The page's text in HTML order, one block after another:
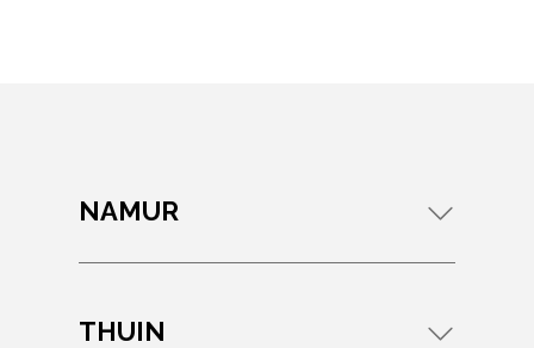
NAMUR
THUIN